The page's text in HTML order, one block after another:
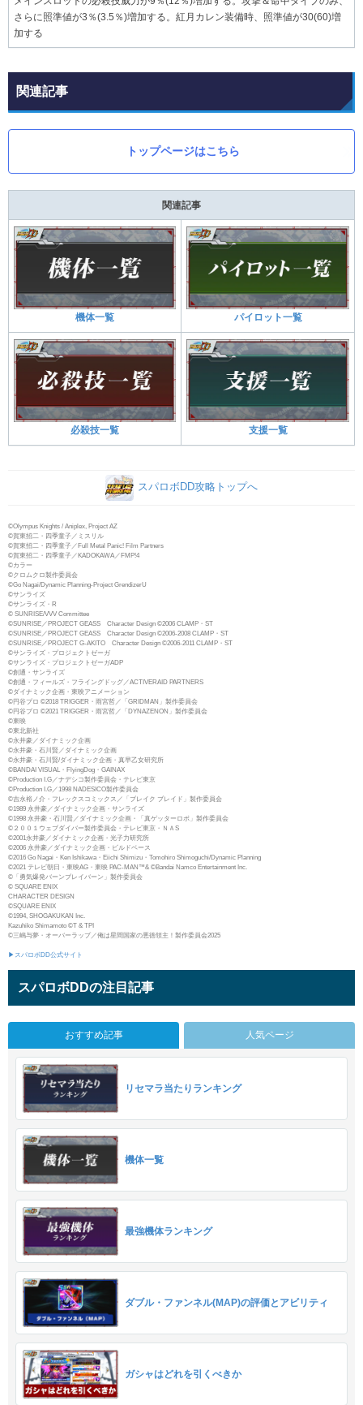
さらに照準値が3％(3.5％)増加する。紅月カレン装備時、照準値が30(60)増
加する
関連記事
トップページはこちら
関連記事
機体一覧 パイロット一覧
必殺技一覧 支援一覧
スパロボDD攻略トップへ
©Olympus Knights / Aniplex, Project AZ
©賀東招二・四季童子／ミスリル
©賀東招二・四季童子／Full Metal Panic! Film Partners
©賀東招二・四季童子／KADOKAWA／FMP!4
©カラー
©クロムクロ製作委員会
©Go Nagai/Dynamic Planning-Project GrendizerU
©サンライズ
©サンライズ・R
© SUNRISE/VVV Committee
©SUNRISE／PROJECT GEASS Character Design ©2006 CLAMP・ST
©SUNRISE／PROJECT GEASS Character Design ©2006-2008 CLAMP・ST
©SUNRISE／PROJECT G-AKITO Character Design ©2006-2011 CLAMP・ST
©サンライズ・プロジェクトゼーガ
©サンライズ・プロジェクトゼーガADP
©創通・サンライズ
©創通・フィールズ・フライングドッグ／ACTIVERAID PARTNERS
©ダイナミック企画・東映アニメーション
©円谷プロ ©2018 TRIGGER・雨宮哲／「GRIDMAN」製作委員会
©円谷プロ ©2021 TRIGGER・雨宮哲／「DYNAZENON」製作委員会
©東映
©東北新社
©永井豪／ダイナミック企画
©永井豪・石川賢／ダイナミック企画
©永井豪・石川賢/ダイナミック企画・真早乙女研究所
©BANDAI VISUAL・FlyingDog・GAINAX
©Production I.G／ナデシコ製作委員会・テレビ東京
©Production I.G／1998 NADESICO製作委員会
©吉永裕ノ介・フレックスコミックス／「ブレイク ブレイド」製作委員会
©1989 永井豪／ダイナミック企画・サンライズ
©1998 永井豪・石川賢／ダイナミック企画・「真ゲッターロボ」製作委員会
©２００１ウェブダイバー製作委員会・テレビ東京・ＮＡS
©2001永井豪／ダイナミック企画・光子力研究所
©2006 永井豪／ダイナミック企画・ビルドベース
©2016 Go Nagai・Ken Ishikawa・Eiichi Shimizu・Tomohiro Shimoguchi/Dynamic Planning
©2021 テレビ朝日・東映AG・東映 PAC-MAN™& ©Bandai Namco Entertainment Inc.
©「勇気爆発バーンブレイバーン」製作委員会
© SQUARE ENIX
CHARACTER DESIGN
©SQUARE ENIX
©1994, SHOGAKUKAN Inc.
Kazuhiko Shimamoto ©T & TPI
©三嶋与夢・オーバーラップ／俺は星間国家の悪徳領主！製作委員会2025
▶スパロボDD公式サイト
スパロボDDの注目記事
おすすめ記事 人気ページ
リセマラ当たりランキング
機体一覧
最強機体ランキング
ダブル・ファンネル(MAP)の評価とアビリティ
ガシャはどれを引くべきか